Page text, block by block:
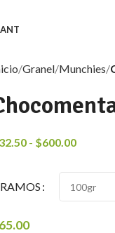
Granel Munchies
32.50 - $600.00
65.00